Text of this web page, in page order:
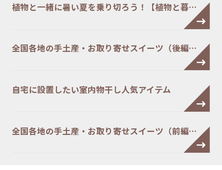
植物と一緒に暑い夏を乗り切ろう！【植物と暮…
全国各地の手土産・お取り寄せスイーツ（後編…
自宅に設置したい室内物干し人気アイテム
全国各地の手土産・お取り寄せスイーツ（前編…